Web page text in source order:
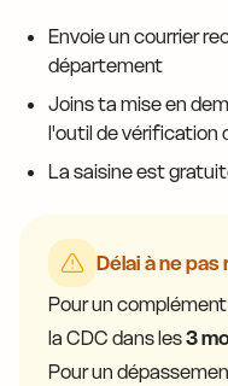
Envoie un courrier
département
Joins ta mise en
l'outil de vérification
La saisine est
Délai à ne pas
Pour un
la CDC dans les3
Pour un